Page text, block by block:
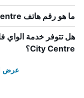
ما هو رقم هاتف Premier Inn Exeter City Centre؟
City Centre؟
عرض